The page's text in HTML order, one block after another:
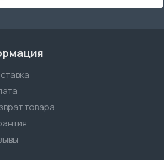
товара